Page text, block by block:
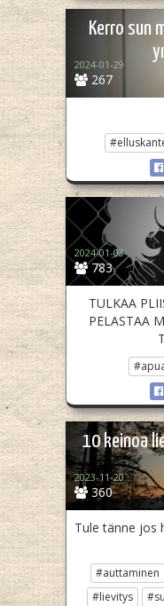
Kerro sun
267
2024-01-29
783
2024-01-03
TULKAA
PELASTAA
10 keinoa
360
2023-11-20
Tule tänne jos
#auttaminen
#lievitys